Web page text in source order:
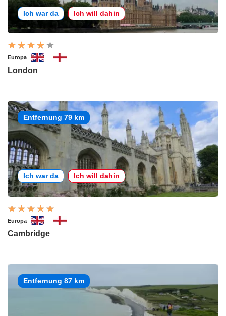
Ich war da Ich will dahin
Europa
London
Entfernung 79 km
Ich war da Ich will dahin
Europa
Cambridge
Entfernung 87 km